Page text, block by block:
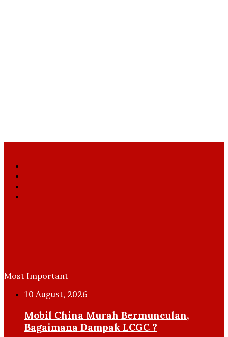
Most Important
10 August, 2026
Mobil China Murah Bermunculan,
Bagaimana Dampak LCGC ?